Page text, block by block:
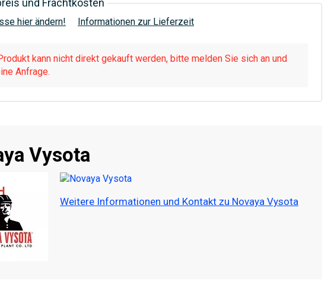
und Frachtkosten
hier ändern! Informationen zur Lieferzeit
kann nicht direkt gekauft werden, bitte melden Sie sich an und
Anfrage.
Vysota
Weitere Informationen und Kontakt zu Novaya Vysota